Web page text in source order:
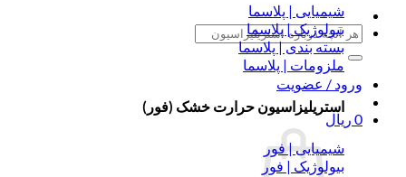
جستجو
برای:
ورود / عضویت
0 ریال
شیمیایی | پلاسما
بیولوژیک | پلاسما
بسته بندی | پلاسما
ملزومات | پلاسما
استریلیزاسیون حرارت خشک (فور)
شیمیایی | فور
بیولوژیک | فور